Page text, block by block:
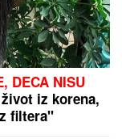
DECA NISU
iz korena,
filtera"